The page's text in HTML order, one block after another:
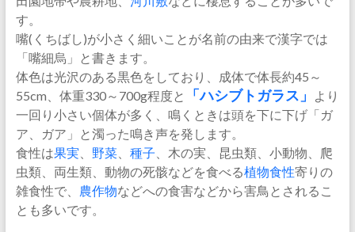
す。
嘴(くちばし)が小さく細いことが名前の由来で漢字では
「嘴細烏」と書きます。
体色は光沢のある黒色をしており、成体で体長約45～
55cm、体重330～700g程度と
「ハシブトガラス」
より
一回り小さい個体が多く、鳴くときは頭を下に下げ「ガ
ア、ガア」と濁った鳴き声を発します。
食性は果実 野菜、 種子 、木の実、昆虫類、小動物、爬
虫類、両生類、動物の死骸などを食べる植物食性寄りの
雑食性で、 農作物などへの食害などから害鳥とされるこ
とも多いです。